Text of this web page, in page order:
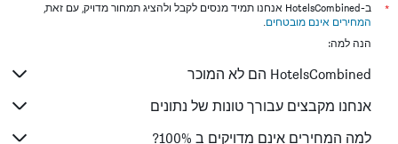
*
ב-HotelsCombined אנחנו תמיד מנסים לקבל ולהציג תמחור מדויק, עם זאת,
המחירים אינם מובטחים.
הנה למה:
HotelsCombined הם לא המוכר
אנחנו מקבצים עבורך טונות של נתונים
למה המחירים אינם מדויקים ב 100%?